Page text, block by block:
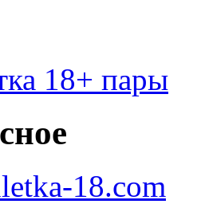
18+ пары
18.com